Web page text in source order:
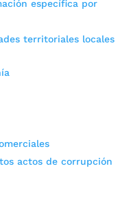
específica por
territoriales locales
actos de corrupción
8, 2023|Noticias
educativas
puntos.
María Fernanda